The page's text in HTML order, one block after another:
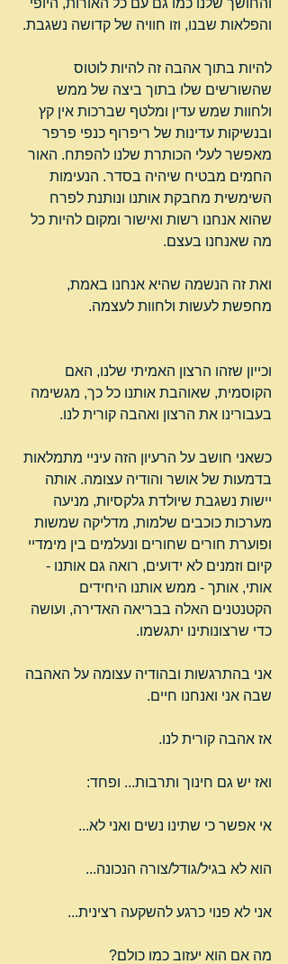
והפלאות שבנו, וזו חוויה של קדושה נשגבת.
להיות בתוך אהבה זה להיות לוטוס
שהשורשים שלו בתוך ביצה של ממש
ולחוות שמש עדין ומלטף שברכות אין קץ
ובנשיקות עדינות של ריפרוף כנפי פרפר
מאפשר לעלי הכותרת שלנו להפתח. האור
החמים מבטיח שיהיה בסדר. הנעימות
השימשית מחבקת אותנו ונותנת לפרח
שהוא אנחנו רשות ואישור ומקום להיות כל
מה שאנחנו בעצם.
ואת זה הנשמה שהיא אנחנו באמת,
מחפשת לעשות ולחוות לעצמה.
וכייון שזהו הרצון האמיתי שלנו, האם
הקוסמית, שאוהבת אותנו כל כך, מגשימה
בעבורינו את הרצון ואהבה קורית לנו.
כשאני חושב על הרעיון הזה עיניי מתמלאות
בדמעות של אושר והודיה עצומה. אותה
יישות נשגבת שיולדת גלקסיות, מניעה
מערכות כוכבים שלמות, מדליקה שמשות
ופוערת חורים שחורים ונעלמים בין מימדיי
קיום וזמנים לא ידועים, רואה גם אותנו -
אותי, אותך - ממש אותנו היחידים
הקטנטנים האלה בבריאה האדירה, ועושה
כדי שרצונותינו יתגשמו.
אני בהתרגשות ובהודיה עצומה על האהבה
שבה אני ואנחנו חיים.
אז אהבה קורית לנו.
ואז יש גם חינוך ותרבות... ופחד:
אי אפשר כי שתינו נשים ואני לא...
הוא לא בגיל/גודל/צורה הנכונה...
אני לא פנוי כרגע להשקעה רצינית...
מה אם הוא יעזוב כמו כולם?